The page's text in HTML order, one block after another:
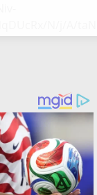
N/j/A/